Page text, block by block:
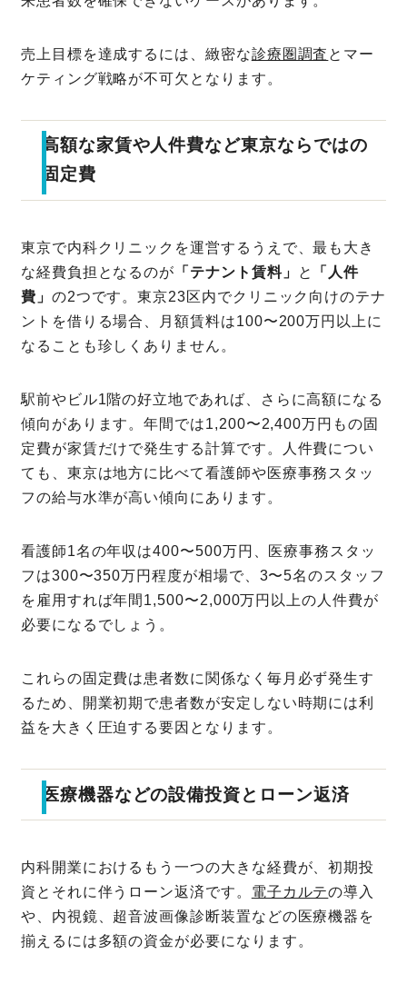
売上目標を達成するには、緻密な診療圏調査 とマー
ケティング戦略が不可欠となります。
高額な家賃や人件費など東京ならではの
固定費
東京で内科クリニックを運営するうえで、最も大き
な経費負担となるのが 「テナント賃料」 と
「人件
費」 の2つです。東京23区内でクリニック向けのテナ
ントを借りる場合、月額賃料は100〜200万円以上に
なることも珍しくありません。
駅前やビル1階の好立地であれば、さらに高額になる
傾向があります。年間では1,200〜2,400万円もの固
定費が家賃だけで発生する計算です。人件費につい
ても、東京は地方に比べて看護師や医療事務スタッ
フの給与水準が高い傾向にあります。
看護師1名の年収は400〜500万円、医療事務スタッ
フは300〜350万円程度が相場で、3〜5名のスタッフ
を雇用すれば年間1,500〜2,000万円以上の人件費が
必要になるでしょう。
これらの固定費は患者数に関係なく毎月必ず発生す
るため、開業初期で患者数が安定しない時期には利
益を大きく圧迫する要因となります。
医療機器などの設備投資とローン返済
内科開業におけるもう一つの大きな経費が、初期投
資とそれに伴うローン返済です。 電子カルテの導入
や、内視鏡、超音波画像診断装置などの医療機器を
揃えるには多額の資金が必要になります。